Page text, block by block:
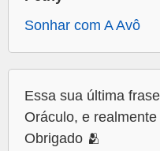
Sonhar com A Avô
Essa sua última
Oráculo, e
Obrigado 🫂